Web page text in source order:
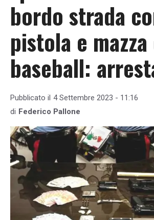
bordo strada
pistola e mazza
baseball:
Pubblicato il 4 Settembre 2023 - 11:16
di Federico Pallone